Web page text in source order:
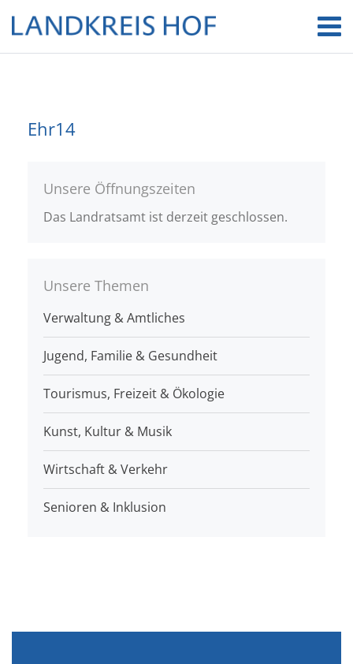
Ehr14
Unsere Öffnungszeiten
Das Landratsamt ist derzeit geschlossen.
Unsere Themen
Verwaltung & Amtliches
Jugend, Familie & Gesundheit
Tourismus, Freizeit & Ökologie
Kunst, Kultur & Musik
Wirtschaft & Verkehr
Senioren & Inklusion